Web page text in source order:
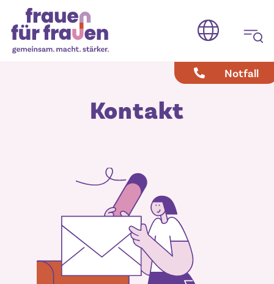
Notfall
Kontakt